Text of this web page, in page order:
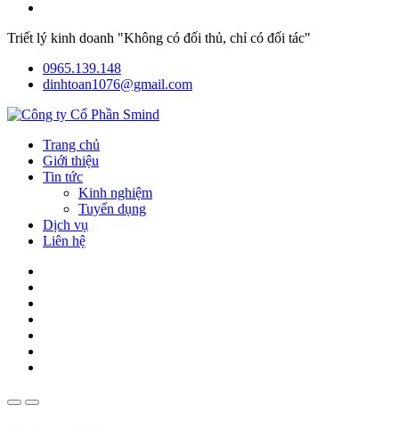
Triết lý kinh doanh "Không có đối thủ, chỉ có đối tác"
0965.139.148
dinhtoan1076@gmail.com
Trang chủ
Giới thiệu
Tin tức
Kinh nghiệm
Tuyển dụng
Dịch vụ
Liên hệ